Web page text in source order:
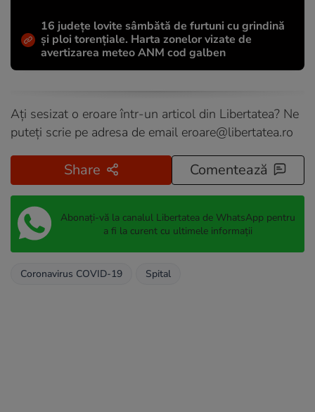
16 județe lovite sâmbătă de furtuni cu grindină
și ploi torențiale. Harta zonelor vizate de
avertizarea meteo ANM cod galben
Ați sesizat o eroare într-un articol din Libertatea? Ne
puteți scrie pe adresa de email eroare@libertatea.ro
Share Comentează
Abonați-vă la canalul Libertatea de WhatsApp pentru
a fi la curent cu ultimele informații
Coronavirus COVID-19 Spital